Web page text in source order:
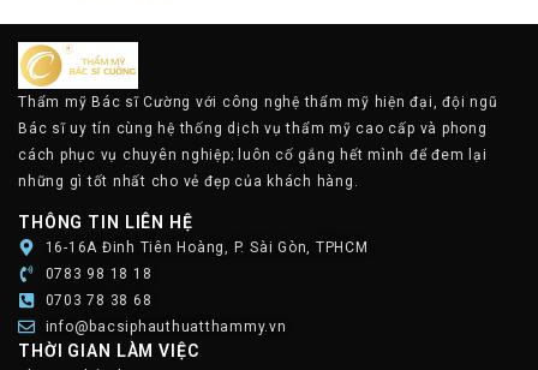
Thẩm mỹ Bác sĩ Cường với công nghệ thẩm mỹ hiện đại, đội ngũ
Bác sĩ uy tín cùng hệ thống dịch vụ thẩm mỹ cao cấp và phong
cách phục vụ chuyên nghiệp; luôn cố gắng hết mình để đem lại
những gì tốt nhất cho vẻ đẹp của khách hàng.
THÔNG TIN LIÊN HỆ
16-16A Đinh Tiên Hoàng, P. Sài Gòn, TPHCM
0783 98 18 18
0703 78 38 68
info@bacsiphauthuatthammy.vn
THỜI GIAN LÀM VIỆC